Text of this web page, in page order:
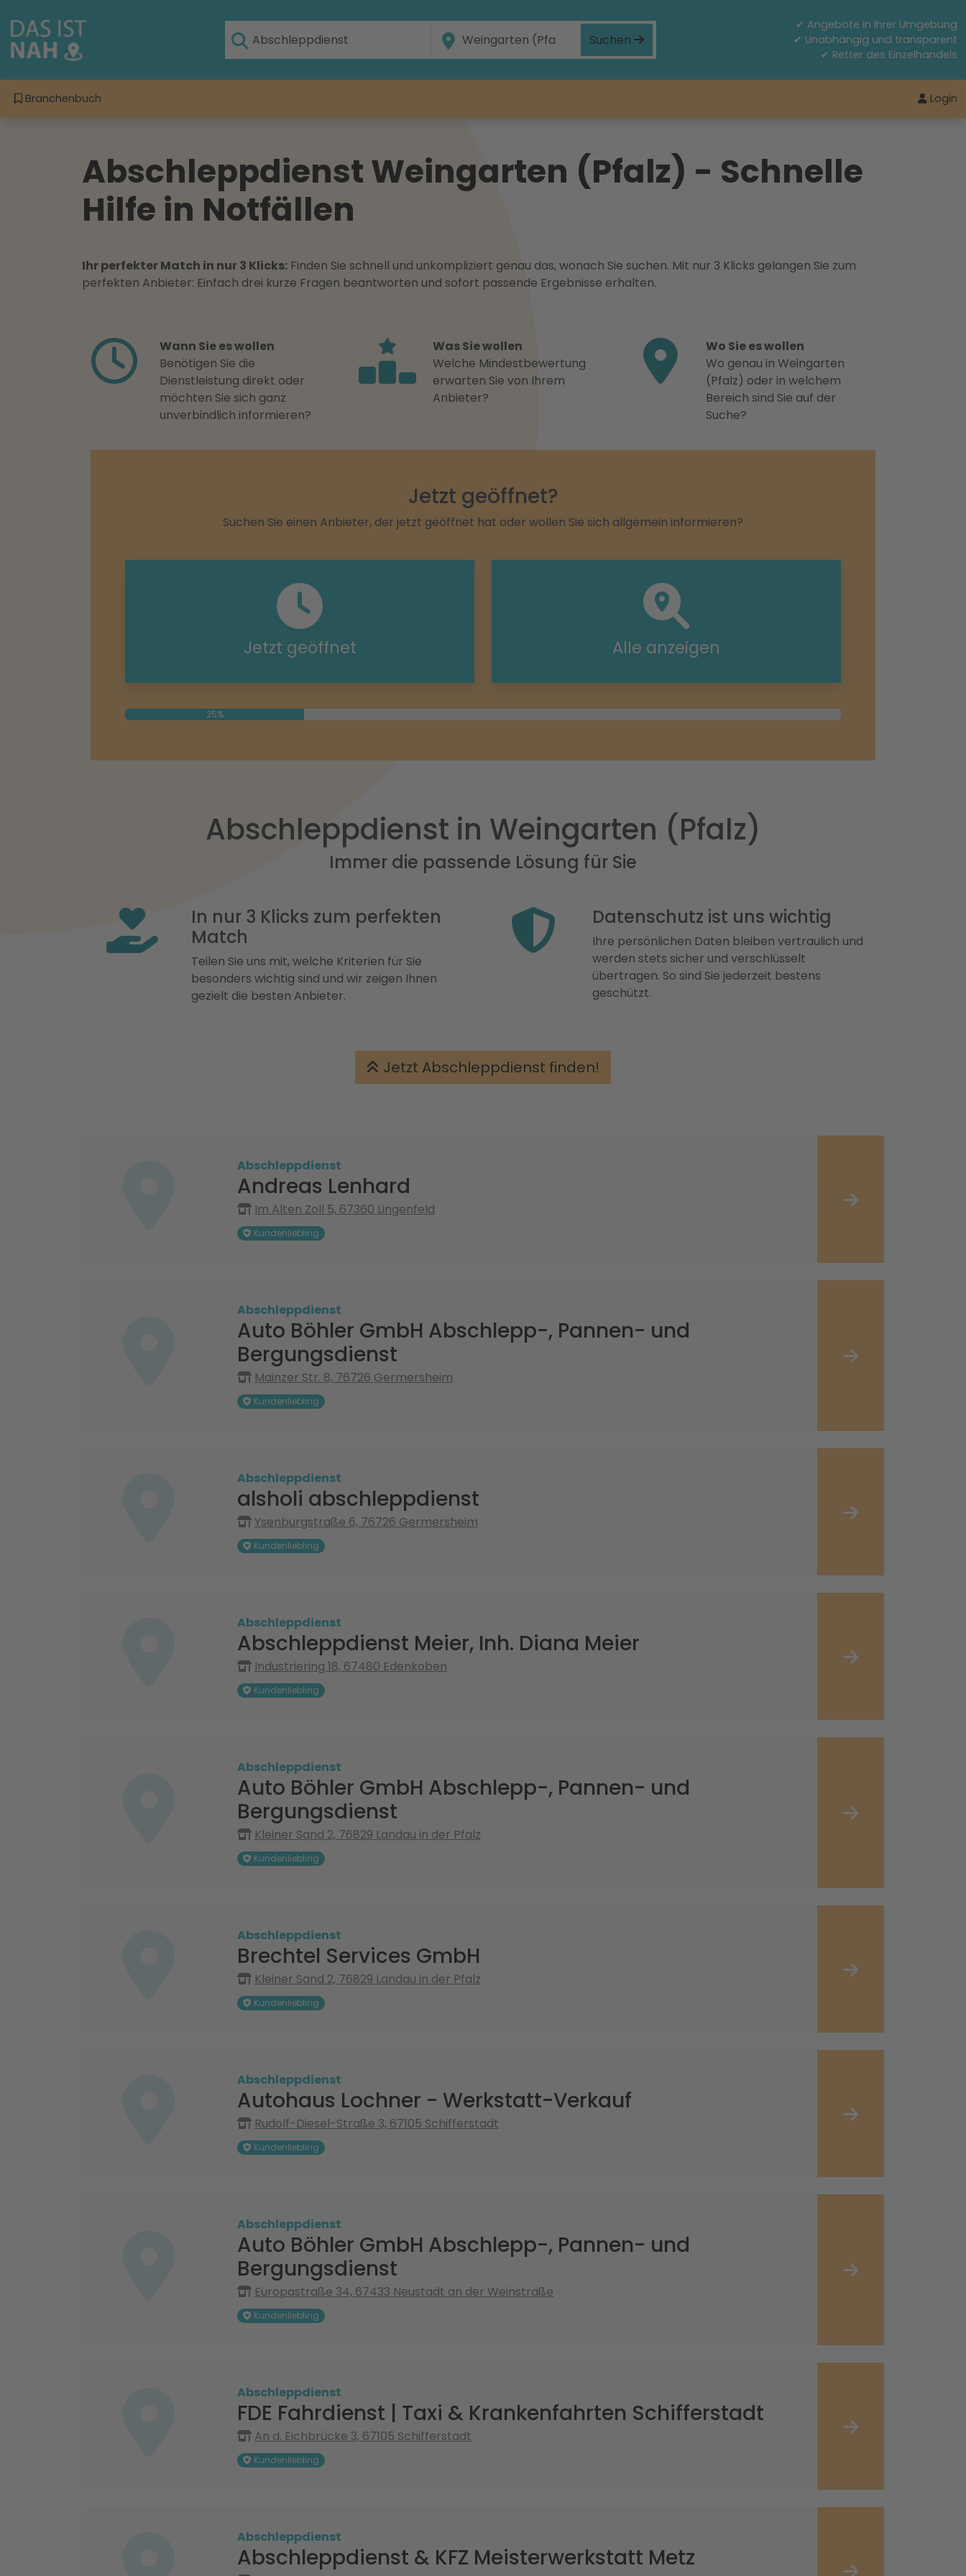
Suchen
✔ Angebote in Ihrer Umgebung
✔ Unabhängig und transparent
✔ Retter des Einzelhandels
Branchenbuch Login
Abschleppdienst Weingarten (Pfalz) - Schnelle
Hilfe in Notfällen
Ihr perfekter Match in nur 3 Klicks: Finden Sie schnell und unkompliziert genau das, wonach Sie suchen. Mit nur 3 Klicks gelangen Sie zum
perfekten Anbieter: Einfach drei kurze Fragen beantworten und sofort passende Ergebnisse erhalten.
Wann Sie es wollen
Benötigen Sie die
Dienstleistung direkt oder
möchten Sie sich ganz
unverbindlich informieren?
Was Sie wollen
Welche Mindestbewertung
erwarten Sie von Ihrem
Anbieter?
Wo Sie es wollen
Wo genau in Weingarten
(Pfalz) oder in welchem
Bereich sind Sie auf der
Suche?
Jetzt geöffnet?
Suchen Sie einen Anbieter, der jetzt geöffnet hat oder wollen Sie sich allgemein informieren?
Jetzt geöffnet Alle anzeigen
25%
Abschleppdienst in Weingarten (Pfalz)
Immer die passende Lösung für Sie
In nur 3 Klicks zum perfekten
Match
Teilen Sie uns mit, welche Kriterien für Sie
besonders wichtig sind und wir zeigen Ihnen
gezielt die besten Anbieter.
Datenschutz ist uns wichtig
Ihre persönlichen Daten bleiben vertraulich und
werden stets sicher und verschlüsselt
übertragen. So sind Sie jederzeit bestens
geschützt.
Jetzt Abschleppdienst finden!
Abschleppdienst
Andreas Lenhard
Im Alten Zoll 5, 67360 Lingenfeld
Kundenliebling
Abschleppdienst
Auto Böhler GmbH Abschlepp-, Pannen- und
Bergungsdienst
Mainzer Str. 8, 76726 Germersheim
Kundenliebling
Abschleppdienst
alsholi abschleppdienst
Ysenburgstraße 6, 76726 Germersheim
Kundenliebling
Abschleppdienst
Abschleppdienst Meier, Inh. Diana Meier
Industriering 18, 67480 Edenkoben
Kundenliebling
Abschleppdienst
Auto Böhler GmbH Abschlepp-, Pannen- und
Bergungsdienst
Kleiner Sand 2, 76829 Landau in der Pfalz
Kundenliebling
Abschleppdienst
Brechtel Services GmbH
Kleiner Sand 2, 76829 Landau in der Pfalz
Kundenliebling
Abschleppdienst
Autohaus Lochner - Werkstatt-Verkauf
Rudolf-Diesel-Straße 3, 67105 Schifferstadt
Kundenliebling
Abschleppdienst
Auto Böhler GmbH Abschlepp-, Pannen- und
Bergungsdienst
Europastraße 34, 67433 Neustadt an der Weinstraße
Kundenliebling
Abschleppdienst
FDE Fahrdienst | Taxi & Krankenfahrten Schifferstadt
An d. Eichbrücke 3, 67105 Schifferstadt
Kundenliebling
Abschleppdienst
Abschleppdienst & KFZ Meisterwerkstatt Metz